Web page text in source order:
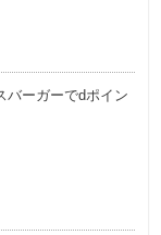
バーガーでdポイン